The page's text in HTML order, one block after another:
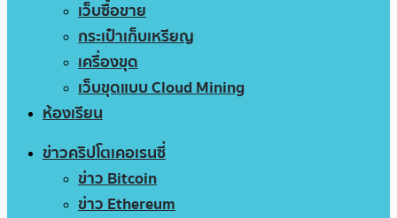
เว็บซื้อขาย
กระเป๋าเก็บเหรียญ
เครื่องขุด
เว็บขุดแบบ Cloud Mining
ห้องเรียน
ข่าวคริปโตเคอเรนซี่
ข่าว Bitcoin
ข่าว Ethereum